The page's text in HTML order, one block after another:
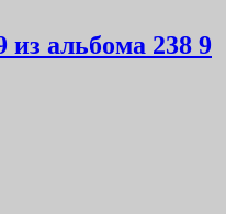
из альбома 238 9